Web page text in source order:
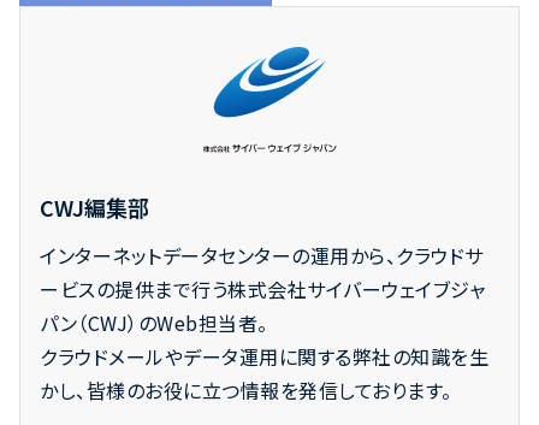
CWJ編集部
インターネットデータセンターの運用から、クラウドサ
ービスの提供まで行う株式会社サイバーウェイブジャ
パン（CWJ）のWeb担当者。
クラウドメールやデータ運用に関する弊社の知識を生
かし、皆様のお役に立つ情報を発信しております。